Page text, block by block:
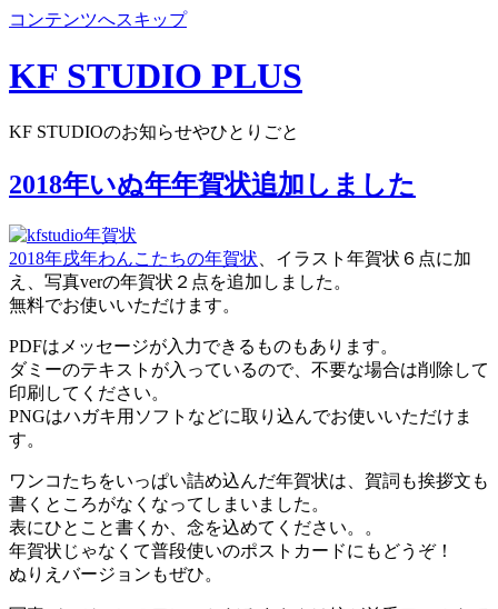
コンテンツへスキップ
KF STUDIO PLUS
KF STUDIOのお知らせやひとりごと
2018年いぬ年年賀状追加しました
2018年戌年わんこたちの年賀状 、イラスト年賀状６点に加
え、写真verの年賀状２点を追加しました。
無料でお使いいただけます。
PDFはメッセージが入力できるものもあります。
ダミーのテキストが入っているので、不要な場合は削除して
印刷してください。
PNGはハガキ用ソフトなどに取り込んでお使いいただけま
す。
ワンコたちをいっぱい詰め込んだ年賀状は、賀詞も挨拶文も
書くところがなくなってしまいました。
表にひとこと書くか、念を込めてください。。
年賀状じゃなくて普段使いのポストカードにもどうぞ！
ぬりえバージョンもぜひ。